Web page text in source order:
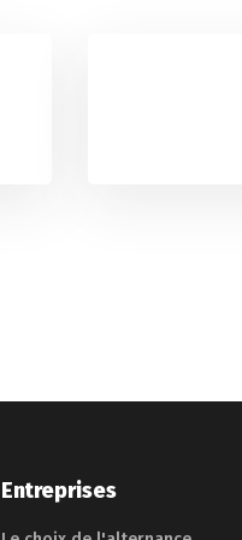
Entreprises